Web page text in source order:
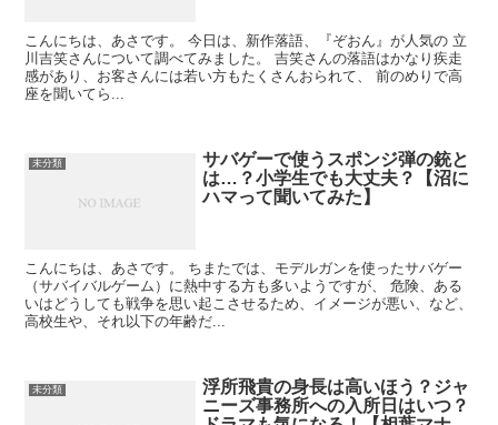
こんにちは、あさです。 今日は、新作落語、『ぞおん』が人気の 立
川吉笑さんについて調べてみました。 吉笑さんの落語はかなり疾走
感があり、お客さんには若い方もたくさんおられて、 前のめりで高
座を聞いてら...
未分類
サバゲーで使うスポンジ弾の銃と
は…？小学生でも大丈夫？【沼に
ハマって聞いてみた】
こんにちは、あさです。 ちまたでは、モデルガンを使ったサバゲー
（サバイバルゲーム）に熱中する方も多いようですが、 危険、ある
いはどうしても戦争を思い起こさせるため、イメージが悪い、など、
高校生や、それ以下の年齢だ...
未分類
浮所飛貴の身長は高いほう？ジャ
ニーズ事務所への入所日はいつ？